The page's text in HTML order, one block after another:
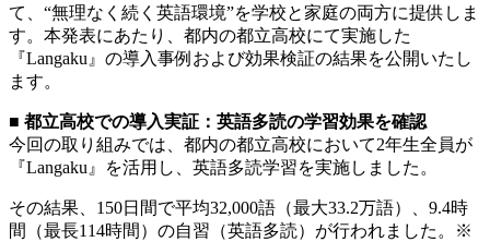
て、“無理なく続く英語環境”を学校と家庭の両方に提供しま
す。本発表にあたり、都内の都立高校にて実施した
『Langaku』の導入事例および効果検証の結果を公開いたし
ます。
■ 都立高校での導入実証：英語多読の学習効果を確認
今回の取り組みでは、都内の都立高校において2年生全員が
『Langaku』を活用し、英語多読学習を実施しました。
その結果、150日間で平均32,000語（最大33.2万語）、9.4時
間（最長114時間）の自習（英語多読）が行われました。※